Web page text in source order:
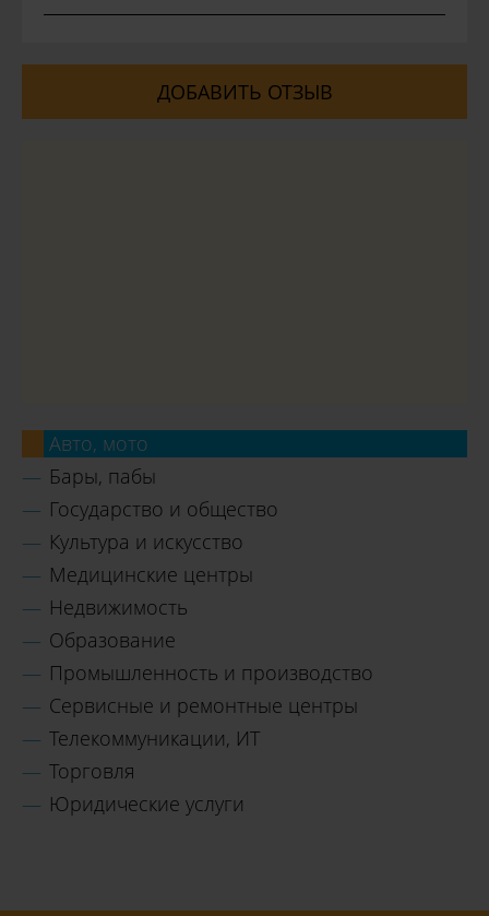
ДОБАВИТЬ ОТЗЫВ
Авто, мото
Бары, пабы
Государство и общество
Культура и искусство
Медицинские центры
Недвижимость
Образование
Промышленность и производство
Сервисные и ремонтные центры
Телекоммуникации, ИТ
Торговля
Юридические услуги